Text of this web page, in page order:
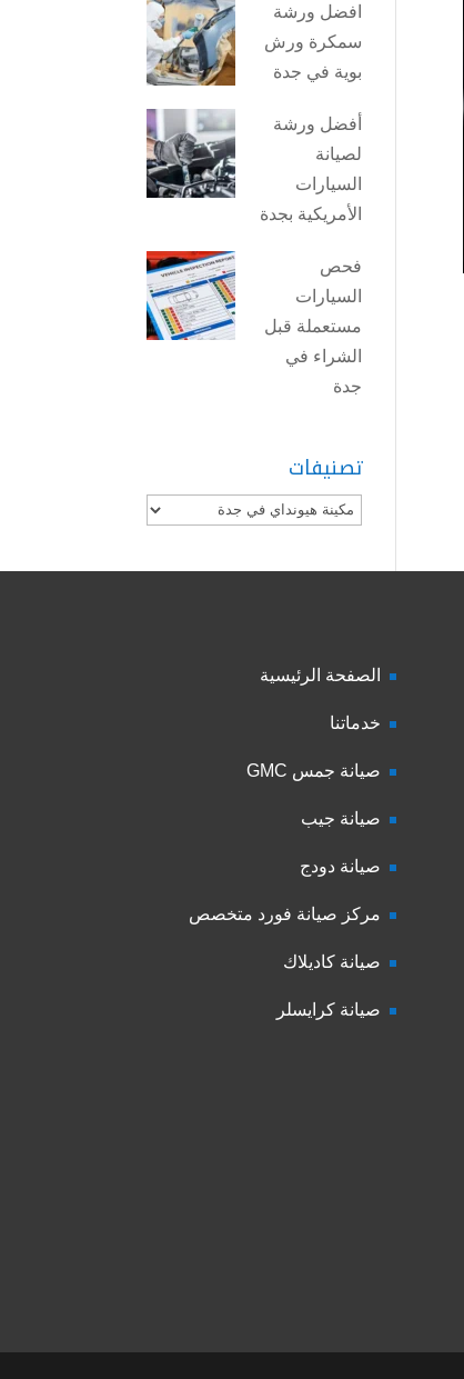
افضل ورشة
سمكرة ورش
بوية في جدة
أفضل ورشة
لصيانة
السيارات
الأمريكية بجدة
فحص
السيارات
مستعملة قبل
الشراء في
جدة
تصنيفات
تصنيفات
الصفحة الرئيسية
خدماتنا
صيانة جمس GMC
صيانة جيب
صيانة دودج
مركز صيانة فورد متخصص
صيانة كاديلاك
صيانة كرايسلر